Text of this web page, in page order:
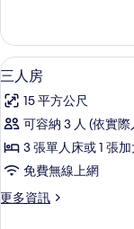
台
的
所
有
相
片
雙
人
房,
台
的
情
顯
示
三
人
房
所
12
三人房
15 平方公尺
可容納 3 人 (依實
3 張單人床或 1 張
免費無線上網
更多資訊
更